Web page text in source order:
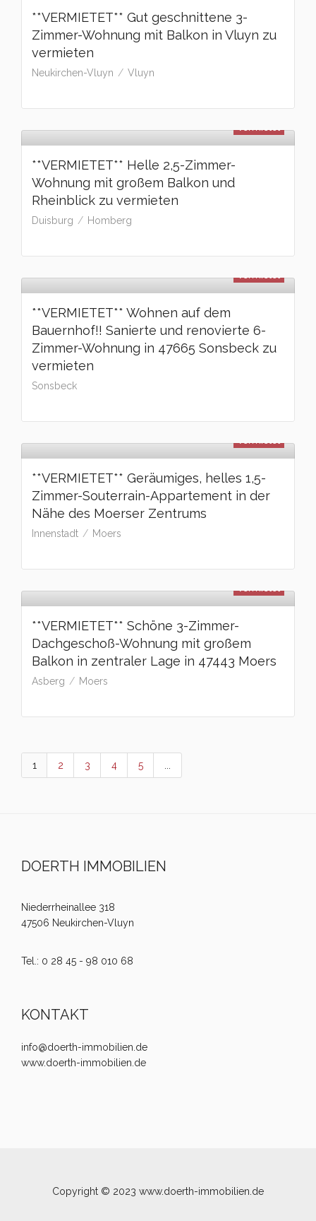
**VERMIETET** Gut geschnittene 3-
Zimmer-Wohnung mit Balkon in Vluyn zu
vermieten
Neukirchen-Vluyn Vluyn
**VERMIETET** Helle 2,5-Zimmer-
Wohnung mit großem Balkon und
Rheinblick zu vermieten
Duisburg Homberg
**VERMIETET** Wohnen auf dem
Bauernhof!! Sanierte und renovierte 6-
Zimmer-Wohnung in 47665 Sonsbeck zu
vermieten
Sonsbeck
**VERMIETET** Geräumiges, helles 1,5-
Zimmer-Souterrain-Appartement in der
Nähe des Moerser Zentrums
Innenstadt Moers
**VERMIETET** Schöne 3-Zimmer-
Dachgeschoß-Wohnung mit großem
Balkon in zentraler Lage in 47443 Moers
Asberg Moers
1 2 3 4 5
DOERTH IMMOBILIEN
Niederrheinallee 318
47506 Neukirchen-Vluyn
Tel.: 0 28 45 - 98 010 68
KONTAKT
info@doerth-immobilien.de
www.doerth-immobilien.de
Copyright © 2023 www.doerth-immobilien.de